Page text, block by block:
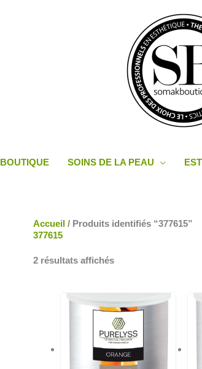
BOUTIQUE SOINS DE LA PEAU
Accueil / Produits identifiés “377615”
377615
2 résultats affichés
Trié
récent
ancien